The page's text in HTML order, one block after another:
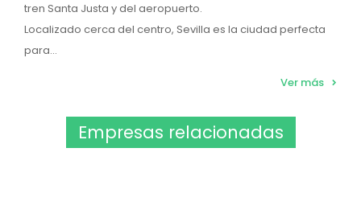
tren Santa Justa y del aeropuerto.
Localizado cerca del centro, Sevilla es la ciudad perfecta
para...
Ver más
Empresas relacionadas